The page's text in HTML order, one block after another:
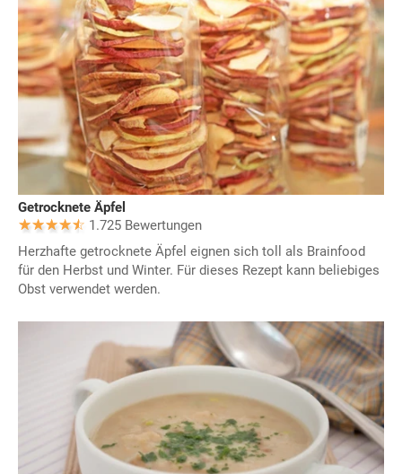
Getrocknete Äpfel
1.725 Bewertungen
Herzhafte getrocknete Äpfel eignen sich toll als Brainfood
für den Herbst und Winter. Für dieses Rezept kann beliebiges
Obst verwendet werden.